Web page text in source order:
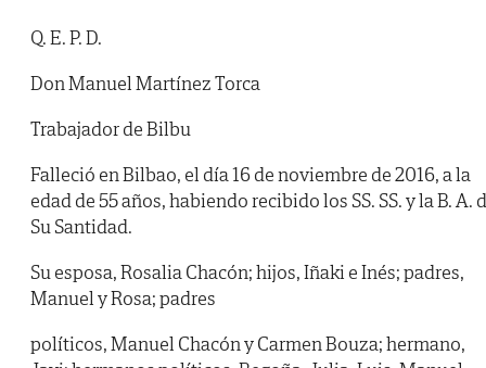
Q. E. P. D.
Don Manuel Martínez Torca
Trabajador de Bilbu
Falleció en Bilbao, el día 16 de noviembre de 2016, a la
edad de 55 años, habiendo recibido los SS. SS. y la B. A.
Su Santidad.
Su esposa, Rosalia Chacón; hijos, Iñaki e Inés; padres,
Manuel y Rosa; padres
políticos, Manuel Chacón y Carmen Bouza; hermano,